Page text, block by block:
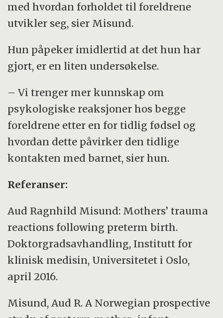
med hvordan forholdet til foreldrene
utvikler seg, sier Misund.
Hun påpeker imidlertid at det hun har
gjort, er en liten undersøkelse.
– Vi trenger mer kunnskap om
psykologiske reaksjoner hos begge
foreldrene etter en for tidlig fødsel og
hvordan dette påvirker den tidlige
kontakten med barnet, sier hun.
Referanser:
Aud Ragnhild Misund: Mothers’ trauma
reactions following preterm birth.
Doktorgradsavhandling, Institutt for
klinisk medisin, Universitetet i Oslo,
april 2016.
Misund, Aud R. A Norwegian prospective